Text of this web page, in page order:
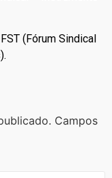
(Fórum Sindical
Campos